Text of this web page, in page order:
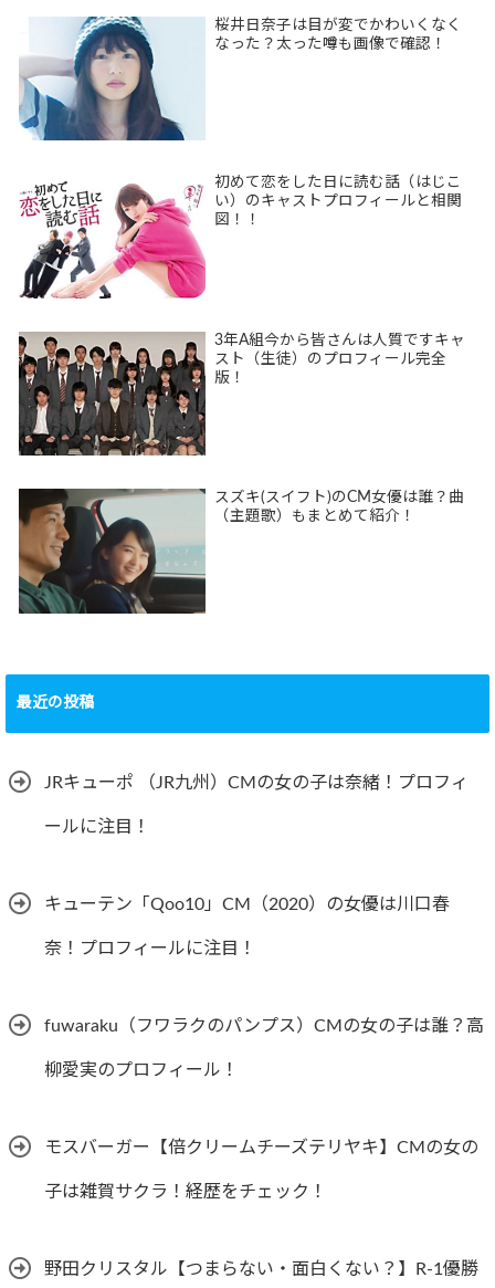
桜井日奈子は目が変でかわいくなく
なった？太った噂も画像で確認！
初めて恋をした日に読む話（はじこ
い）のキャストプロフィールと相関
図！！
3年A組今から皆さんは人質ですキャ
スト（生徒）のプロフィール完全
版！
スズキ(スイフト)のCM女優は誰？曲
（主題歌）もまとめて紹介！
最近の投稿
JRキューポ （JR九州）CMの女の子は奈緒！プロフィ
ールに注目！
キューテン「Qoo10」CM（2020）の女優は川口春
奈！プロフィールに注目！
fuwaraku（フワラクのパンプス）CMの女の子は誰？高
柳愛実のプロフィール！
モスバーガー【倍クリームチーズテリヤキ】CMの女の
子は雑賀サクラ！経歴をチェック！
野田クリスタル【つまらない・面白くない？】R-1優勝